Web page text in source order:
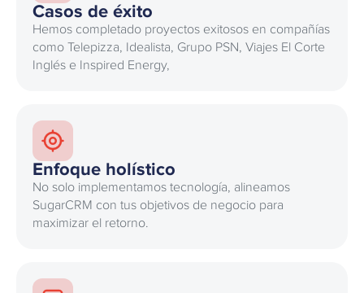
Casos de éxito
Hemos completado proyectos exitosos en compañías
como Telepizza, Idealista, Grupo PSN, Viajes El Corte
Inglés e Inspired Energy,
Enfoque holístico
No solo implementamos tecnología, alineamos
SugarCRM con tus objetivos de negocio para
maximizar el retorno.